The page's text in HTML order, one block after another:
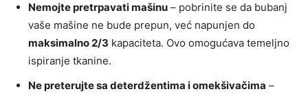
Nemojte pretrpavati mašinu – pobrinite se da bubanj
vaše mašine ne bude prepun, već napunjen do
maksimalno 2/3 kapaciteta. Ovo omogućava temeljno
ispiranje tkanine.
Ne preterujte sa deterdžentima i omekšivačima –